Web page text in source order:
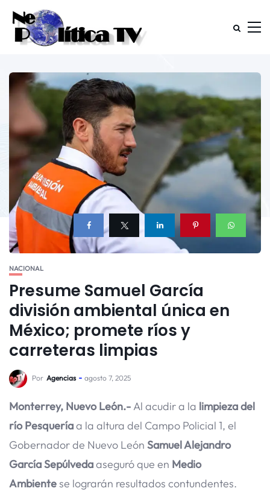
NACIONAL
Presume Samuel García
división ambiental única en
México; promete ríos y
carreteras limpias
Por Agencias agosto 7, 2025
Monterrey, Nuevo León.- Al acudir a la limpieza del
río Pesqueríaa la altura del Campo Policial 1, el
Gobernador de Nuevo León Samuel Alejandro
García Sepúlvedaaseguró que en Medio
Ambientese lograrán resultados contundentes.